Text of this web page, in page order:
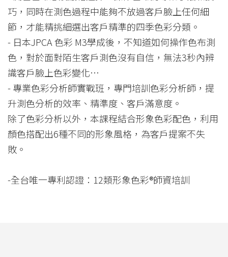
巧，同時在測色過程中能夠不放過客戶臉上任何細
節，才能精挑細選出客戶精準的四季色彩分類。
- 日本JPCA 色彩 M3學成後，不知道如何操作色布測
色，對於面對陌生客戶測色沒有自信，無法3秒內辨
識客戶臉上色彩變化…
- 專業色彩分析師實戰班，專門培訓色彩分析師，提
升測色分析的效率、精準度、客戶滿意度。
除了色彩分析以外，本課程結合形象色彩配色，利用
顏色搭配出6種不同的形象風格，為客戶提案不失
敗。
-全台唯一專利認證：12類形象色彩®師資培訓